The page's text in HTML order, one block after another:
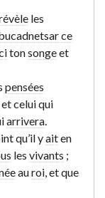
les
ce
tonsongeet
pensées
et celui qui
arrivera
qu’il yaiten
les vivants ;
auroi , et que